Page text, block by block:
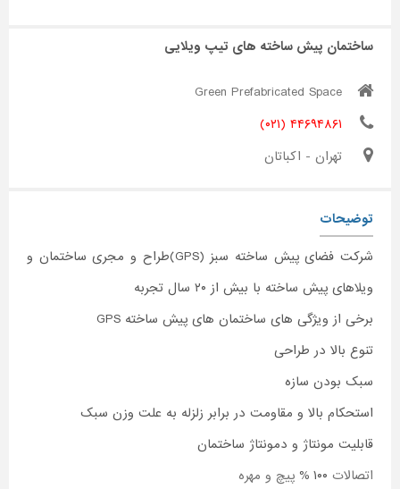
ساختمان پیش ساخته های تیپ ویلایی
Green Prefabricated Space
۴۴۶۹۴۸۶۱ (۰۲۱)
تهران - اکباتان
توضیحات
شرکت فضای پیش ساخته سبز (GPS)طراح و مجری ساختمان و
ویلاهای پیش ساخته با بیش از ۲۰ سال تجربه
برخی از ویژگی های ساختمان های پیش ساخته GPS
تنوع بالا در طراحی
سبک بودن سازه
استحکام بالا و مقاومت در برابر زلزله به علت وزن سبک
قابلیت مونتاژ و دمونتاژ ساختمان
اتصالات
پیچ و مهره